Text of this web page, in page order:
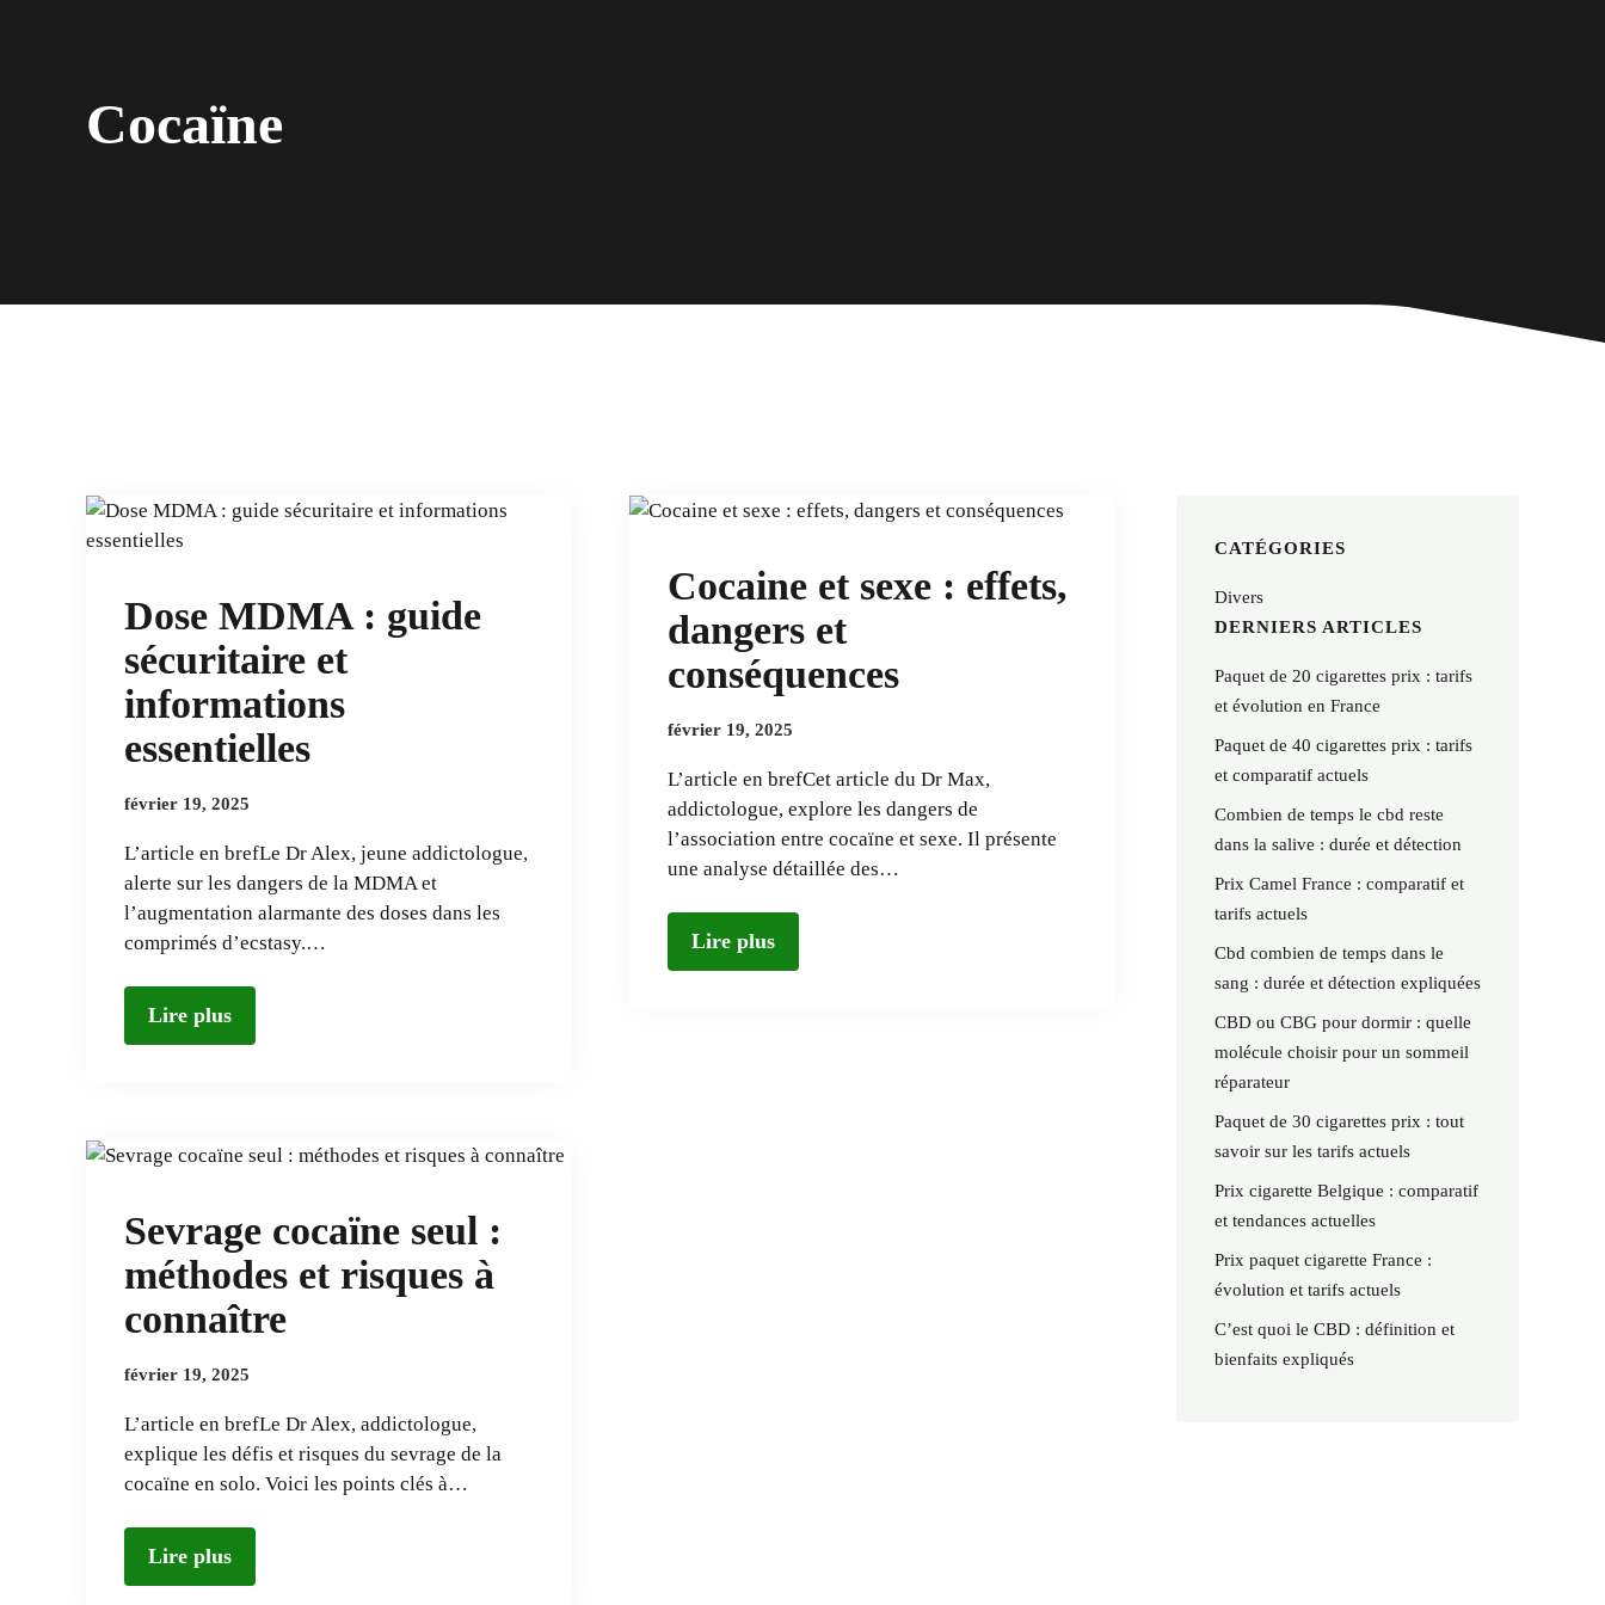
Cocaïne
Dose MDMA : guide
sécuritaire et
informations
essentielles
février 19, 2025
L’article en brefLe Dr Alex, jeune addictologue,
alerte sur les dangers de la MDMA et
l’augmentation alarmante des doses dans les
comprimés d’ecstasy.…
Lire plus
Cocaine et sexe : effets,
dangers et
conséquences
février 19, 2025
L’article en brefCet article du Dr Max,
addictologue, explore les dangers de
l’association entre cocaïne et sexe. Il présente
une analyse détaillée des…
Lire plus
Sevrage cocaïne seul :
méthodes et risques à
connaître
février 19, 2025
L’article en brefLe Dr Alex, addictologue,
explique les défis et risques du sevrage de la
cocaïne en solo. Voici les points clés à…
Lire plus
CATÉGORIES
Divers
DERNIERS ARTICLES
Paquet de 20 cigarettes prix : tarifs
et évolution en France
Paquet de 40 cigarettes prix : tarifs
et comparatif actuels
Combien de temps le cbd reste
dans la salive : durée et détection
Prix Camel France : comparatif et
tarifs actuels
Cbd combien de temps dans le
sang : durée et détection expliquées
CBD ou CBG pour dormir : quelle
molécule choisir pour un sommeil
réparateur
Paquet de 30 cigarettes prix : tout
savoir sur les tarifs actuels
Prix cigarette Belgique : comparatif
et tendances actuelles
Prix paquet cigarette France :
évolution et tarifs actuels
C’est quoi le CBD : définition et
bienfaits expliqués